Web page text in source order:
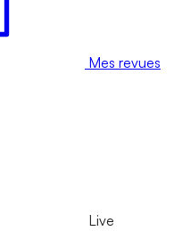
Mes revues
Live